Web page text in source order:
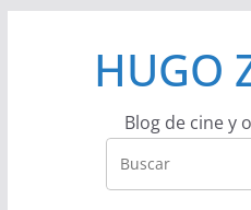
HUGO
Blog de cine y